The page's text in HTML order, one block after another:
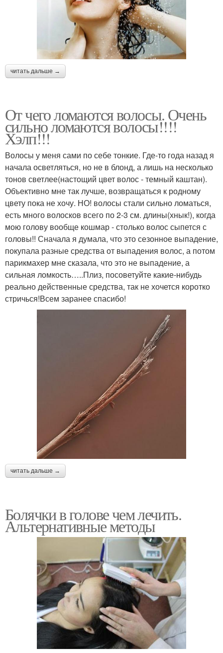
читать дальше →
От чего ломаются волосы. Очень
сильно ломаются волосы!!!!
Хэлп!!!
Волосы у меня сами по себе тонкие. Где-то года назад я
начала осветляться, но не в блонд, а лишь на несколько
тонов светлее(настощий цвет волос - темный каштан).
Объективно мне так лучше, возвращаться к родному
цвету пока не хочу. НО! волосы стали сильно ломаться,
есть много волосков всего по 2-3 см. длины(хнык!), когда
мою голову вообще кошмар - столько волос сыпется с
головы!! Сначала я думала, что это сезонное выпадение,
покупала разные средства от выпадения волос, а потом
парикмахер мне сказала, что это не выпадение, а
сильная ломкость…..Плиз, посоветуйте какие-нибудь
реально действенные средства, так не хочется коротко
стричься!Всем заранее спасибо!
читать дальше →
Болячки в голове чем лечить.
Альтернативные методы